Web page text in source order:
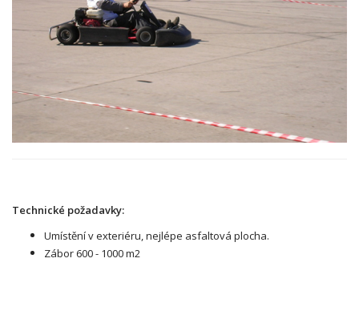
Technické požadavky:
Umístění v exteriéru, nejlépe asfaltová plocha.
Zábor 600 - 1000 m2